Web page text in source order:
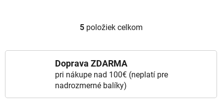
Ovládacie prvky výpisu
5položiek celkom
Doprava ZDARMA
pri nákupe nad 100€ (neplatí pre
nadrozmerné balíky)